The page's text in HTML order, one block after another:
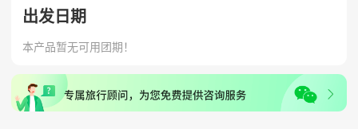
出发日期
本产品暂无可用团期！